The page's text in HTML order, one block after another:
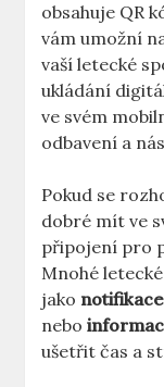
obsahuje QR
vám umožní
vaší letecké
ukládání
ve svém
odbavení a
Pokud se
dobré mít ve
připojení pro
Mnohé
jako
nebo
ušetřit čas a